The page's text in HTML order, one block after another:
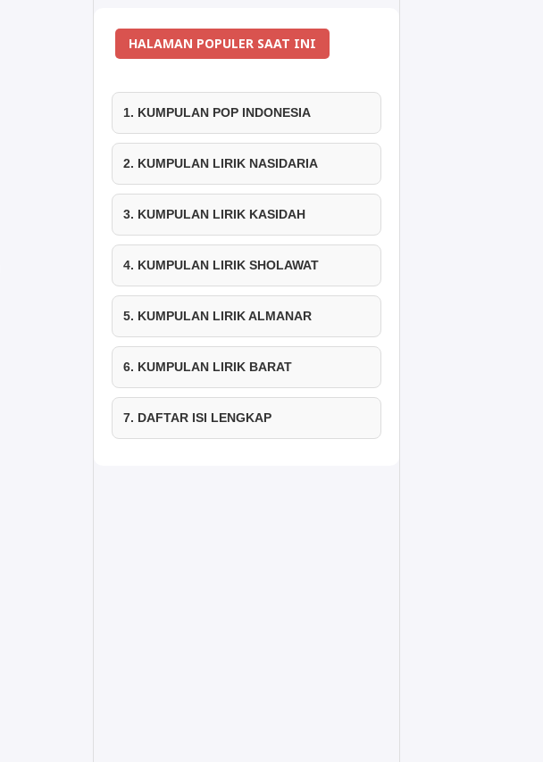
HALAMAN POPULER SAAT INI
1. KUMPULAN POP INDONESIA
2. KUMPULAN LIRIK NASIDARIA
3. KUMPULAN LIRIK KASIDAH
4. KUMPULAN LIRIK SHOLAWAT
5. KUMPULAN LIRIK ALMANAR
6. KUMPULAN LIRIK BARAT
7. DAFTAR ISI LENGKAP